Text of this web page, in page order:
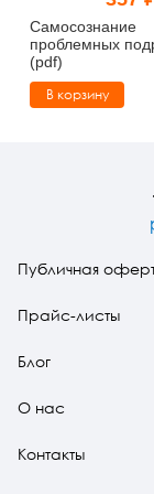
Тревожные
Психодрама
Сказкотерапия
Другие
Психология
Социальная и
Учебная
Классический
Самосознание
проблемных
(pdf)
В корзину
Публичная
Прайс-листы
Блог
О нас
Контакты